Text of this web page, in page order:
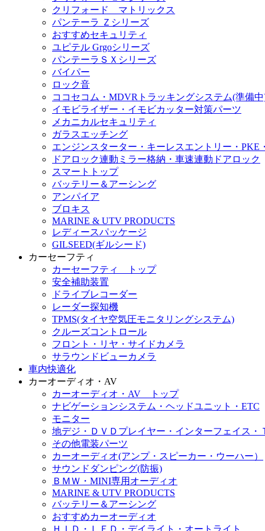
クリフォード マトリックス
パンテーラ Ｚシリーズ
おすすめセキュリティ
ユピテル Grgoシリーズ
パンテーラＳＸシリーズ
バイパー
ロック音
ココセコム・MDVRトラッキングシステム(準備
イモビライザー・イモビカッター対策パーツ
メカニカルセキュリティ
ガラスエッチング
エンジンスターター・キーレスエントリー・PKE
ドアロック連動ミラー格納・車速連動ドアロック
スマートトップ
バッテリー＆アーシング
アンパイア
ブロキス
MARINE & UTV PRODUCTS
レディースパッケージ
GILSEED(ギルシード)
カーセーフティ
カーセーフティ トップ
安全補助装置
ドライブレコーダー
レーダー探知機
TPMS(タイヤ空気圧モニタリングシステム)
クルーズコントロール
フロント・リヤ・サイドカメラ
サラウンドビューカメラ
車内快適化
カーオーディオ・AV
カーオーディオ・AV トップ
ナビゲーションシステム・ヘッドユニット・ETC
モニター
地デジ・ＤＶＤプレイヤー・インターフェイス・
その他電装パーツ
カーオーディオ(アンプ・スピーカー・ウーハー）
サウンドダンピング(防振)
ＢＭＷ・MINI専用オーディオ
MARINE & UTV PRODUCTS
バッテリー＆アーシング
おすすめカーオーディオ
ＨＩＤ・ＬＥＤ・デイライト・オートライト